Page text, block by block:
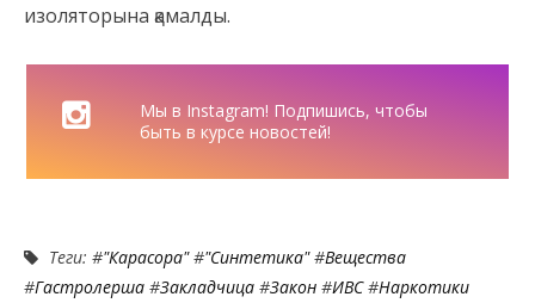
изоляторына қамалды.
Мы в Instagram! Подпишись, чтобы
быть в курсе новостей!
Теги: #"Карасора"#"синтетика"#Вещества
#Гастролерша #Закладчица #Закон #ИВС#Наркотики